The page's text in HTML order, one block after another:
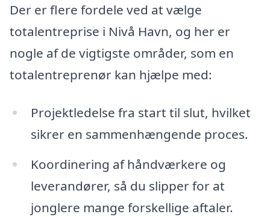
Der er flere fordele ved at vælge
totalentreprise i Nivå Havn, og her er
nogle af de vigtigste områder, som en
totalentreprenør kan hjælpe med:
Projektledelse fra start til slut, hvilket
sikrer en sammenhængende proces.
Koordinering af håndværkere og
leverandører, så du slipper for at
jonglere mange forskellige aftaler.